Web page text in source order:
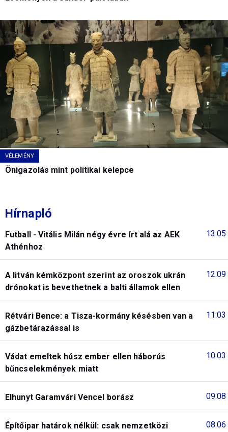
VÉLEMÉNY
Önigazolás mint politikai kelepce
Hírnapló
13:05
Futball - Vitális Milán négy évre írt alá az AEK
Athénhoz
12:09
A litván kémközpont szerint az oroszok ukrán
drónokat is bevethetnek a balti államok ellen
11:03
Rétvári Bence: a Tisza-kormány késésben van a
gázbetárazással is
10:03
Vádat emeltek húsz ember ellen háborús
bűncselekmények miatt
09:08
Elhunyt Garamvári Vencel borász
08:06
Építőipar határok nélkül: csak nemzetközi